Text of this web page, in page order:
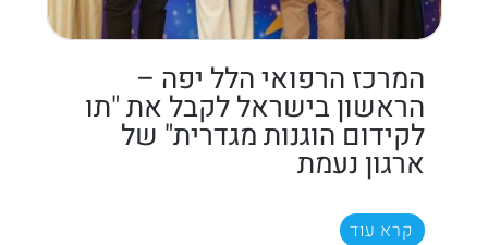
המרכז הרפואי הלל יפה –
הראשון בישראל לקבל את "תו
לקידום הוגנות מגדרית" של
ארגון נעמת
קרא עוד